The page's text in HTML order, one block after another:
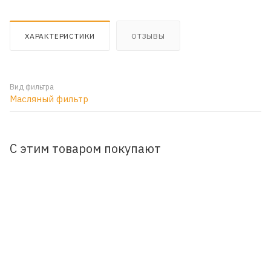
ХАРАКТЕРИСТИКИ ОТЗЫВЫ
Вид фильтра
Масляный фильтр
С этим товаром покупают